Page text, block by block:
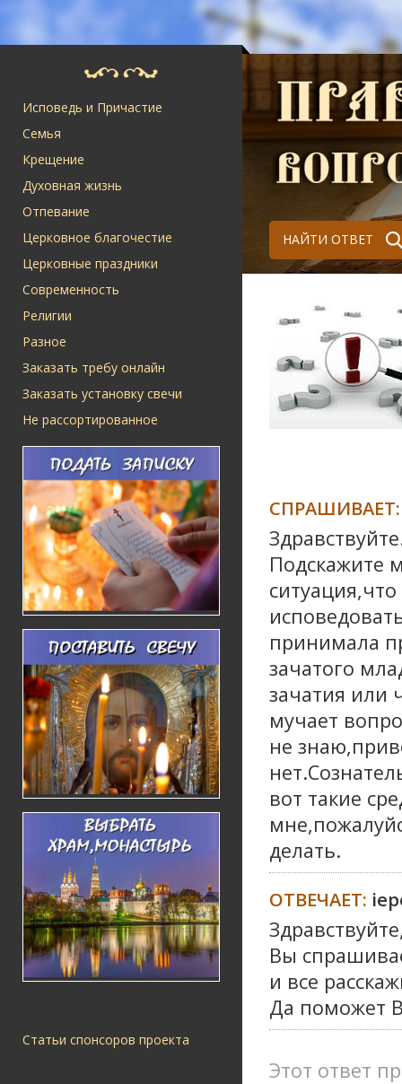
Исповедь и Причастие
Семья
Крещение
Духовная жизнь
Отпевание
Церковное благочестие
Церковные праздники
Современность
Религии
Разное
Заказать требу онлайн
Заказать установку свечи
Не рассортированное
Статьи спонсоров проекта
НАЙТИ ОТВЕТ
СПРАШИВАЕТ:
Подскажите
принимала
зачатого
зачатия или
мучает
не
вот такие
делать.
ОТВЕЧАЕТ:
Вы
и все
Да поможет
Этот ответ